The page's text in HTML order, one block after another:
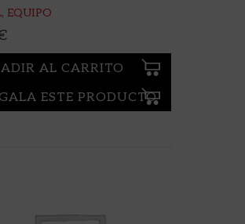
EQUIPO
AL CARRITO
ESTE PRODUCTO